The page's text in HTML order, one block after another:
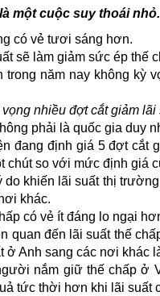
một cuộc suy thoái nhỏ.
có vẻ tươi sáng hơn.
sẽ làm giảm sức ép thế
trong năm nay không kỳ
nhiều đợt cắt giảm lãi
phải là quốc gia duy
đang định giá 5 đợt cắt
chút so với mức định giá
do khiến lãi suất thị
khác.
có vẻ ít đáng lo ngại
quan đến lãi suất thế
ở Anh sang các nơi khác
nắm giữ thế chấp ở
tức thời hơn khi lãi suất